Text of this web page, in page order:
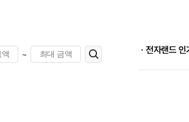
~ ㆍ전자랜드 인